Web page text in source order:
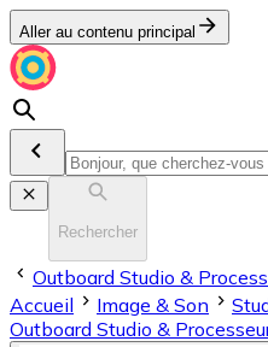
Aller au contenu principal
Rechercher
Outboard Studio &
Accueil
Image & Son
Outboard Studio &